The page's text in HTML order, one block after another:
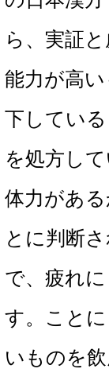
ら、実証
能力が高
下してい
を処方し
体力があ
とに判断
で、疲れ
す。こと
いものを